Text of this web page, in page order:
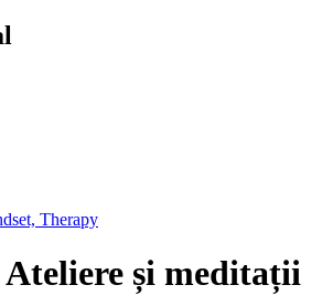
Therapy
și meditații